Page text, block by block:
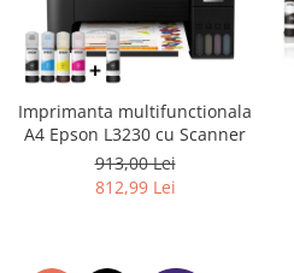
Imprimanta multifunctionala
A4 Epson L3230 cu Scanner
913,00 Lei
812,99 Lei